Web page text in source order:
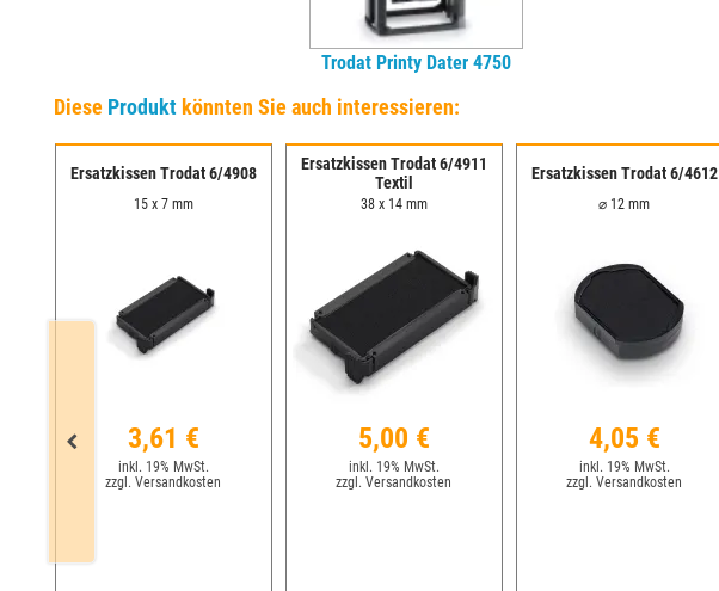
Trodat Printy Dater 4750
Diese Produktkönnten Sie auch interessieren:
Ersatzkissen Trodat 6/4908
15 x 7 mm
3,61 €
inkl. 19% MwSt.
zzgl. Versandkosten
Ersatzkissen Trodat 6/4911
Textil
38 x 14 mm
5,00 €
inkl. 19% MwSt.
zzgl. Versandkosten
Ersatzkissen Trodat 6/4612
⌀ 12 mm
4,05 €
inkl. 19% MwSt.
zzgl. Versandkosten